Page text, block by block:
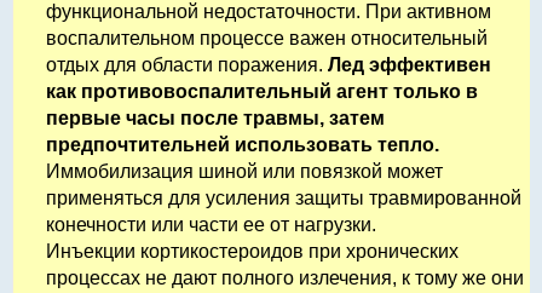
функциональной недостаточности. При активном
воспалительном процессе важен относительный
отдых для области поражения. Лед эффективен
как противовоспалительный агент только в
первые часы после травмы, затем
предпочтительней использовать тепло.
Иммобилизация шиной или повязкой может
применяться для усиления защиты травмированной
конечности или части ее от нагрузки.
Инъекции кортикостероидов при хронических
процессах не дают полного излечения, к тому же они